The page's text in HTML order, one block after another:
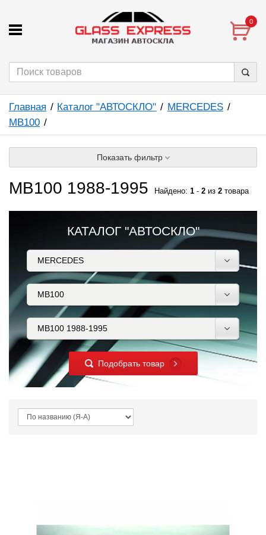
0
Главная Каталог "АВТОСКЛО"
MERCEDES
MB100
Показать фильтр
MB100 1988-1995 Найдено: 1 - 2 из 2 товара
КАТАЛОГ "АВТОСКЛО"
Подобрать товар